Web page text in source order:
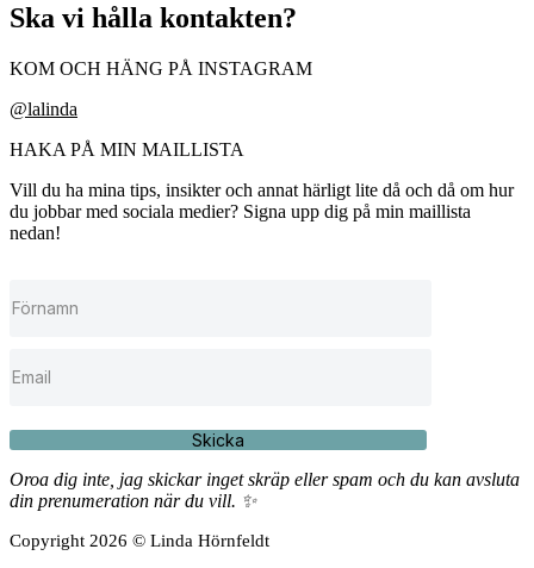
Ska vi hålla kontakten?
KOM OCH HÄNG PÅ INSTAGRAM
@lalinda
HAKA PÅ MIN MAILLISTA
Vill du ha mina tips, insikter och annat härligt lite då och då om hur
du jobbar med sociala medier? Signa upp dig på min maillista
nedan!
Skicka
Oroa dig inte, jag skickar inget skräp eller spam och du kan avsluta
din prenumeration när du vill. ✨
Copyright 2026 © Linda Hörnfeldt